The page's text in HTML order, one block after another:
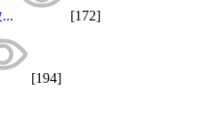
[172]
[194]